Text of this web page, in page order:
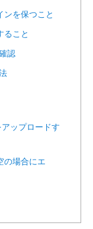
ンを保つこと
ること
認
ップロードす
の場合にエ